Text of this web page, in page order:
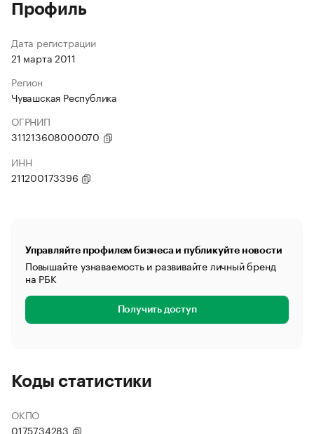
Профиль
Дата регистрации
21 марта 2011
Регион
Чувашская Республика
ОГРНИП
311213608000070
ИНН
211200173396
Управляйте профилем бизнеса и публикуйте новости
Повышайте узнаваемость и развивайте личный бренд
на РБК
Получить доступ
Коды статистики
ОКПО
0175734283